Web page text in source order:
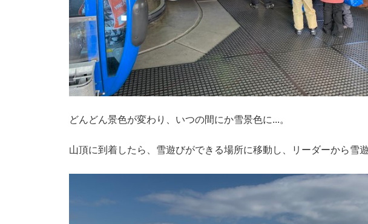
どんどん景色が変わり、いつの間にか雪景色に...。
山頂に到着したら、雪遊びができる場所に移動し、リーダーから雪